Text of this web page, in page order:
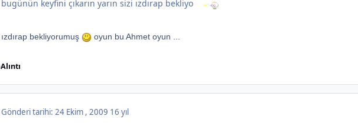
bugünün keyfini çıkarın yarın sizi ızdırap bekliyo
ızdırap bekliyorumuş oyun bu Ahmet oyun ...
Alıntı
Gönderi tarihi: 24 Ekim , 2009 16 yıl